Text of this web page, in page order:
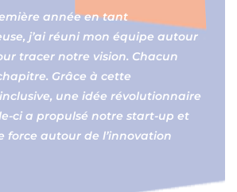
année en tant
j’ai réuni mon équipe autour
tracer notre vision. Chacun
Grâce à cette
une idée révolutionnaire
ci a propulsé notre start-up et
force autour de l’innovation